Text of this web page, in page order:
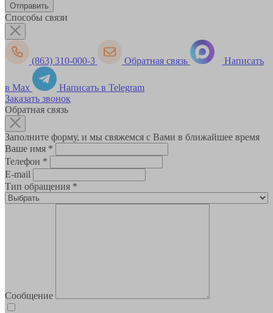
Способы связи
(863) 310-000-3 Обратная связь Написать
в Max
Написать в Telegram
Заказать звонок
Обратная связь
Заполните форму, и мы свяжемся с Вами в ближайшее время
Ваше имя *
Телефон *
E-mail
Тип обращения *
Сообщение